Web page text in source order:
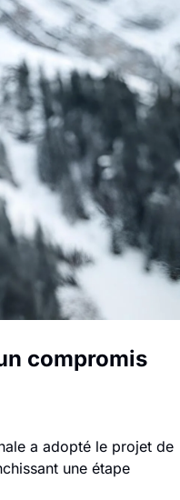
compromis
a adopté le projet de
une étape